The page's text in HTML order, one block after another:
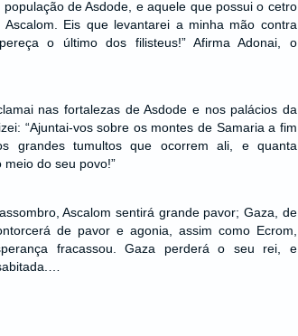
de Asdode, e aquele que possui o cetro
, Ascalom. Eis que levantarei a minha mão contra
o último dos filisteus!” Afirma Adonai, o
nas fortalezas de Asdode e nos palácios da
“Ajuntai-vos sobre os montes de Samaria a fim
grandes tumultos que ocorrem ali, e quanta
do seu povo!”
Ascalom sentirá grande pavor; Gaza, de
de pavor e agonia, assim como Ecrom,
fracassou. Gaza perderá o seu rei, e